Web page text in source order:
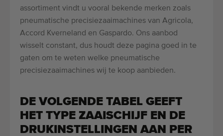
assortiment vindt u vooral bekende merken zoals
pneumatische precisiezaaimachines van Agricola,
Accord Kverneland en Gaspardo. Ons aanbod
wisselt constant, dus houdt deze pagina goed in te
gaten om te weten welke pneumatische
precisiezaaimachines wij te koop aanbieden.
DE VOLGENDE TABEL GEEFT
HET TYPE ZAAISCHIJF EN DE
DRUKINSTELLINGEN AAN PER